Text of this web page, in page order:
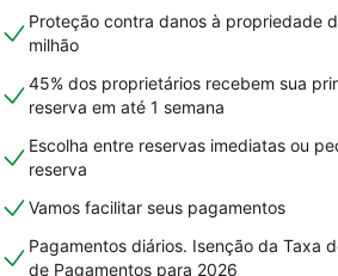
Proteção contra danos à propriedade
milhão
45% dos proprietários recebem sua
reserva em até 1 semana
Escolha entre reservas imediatas ou
reserva
Vamos facilitar seus pagamentos
Pagamentos diários. Isenção da Taxa
de Pagamentos para 2026